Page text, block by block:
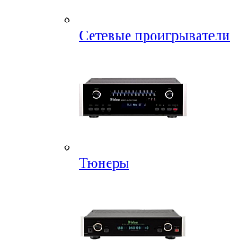
Сетевые проигрыватели
Тюнеры